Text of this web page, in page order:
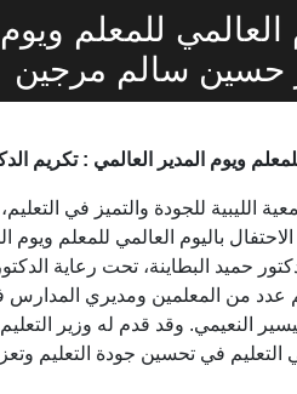
للمعلم
حسين سالم مرجين
ويوم المدير العالمي : تكريم
2025، في الاحتفال باليوم العالمي
حميد البطاينة، تحت رعاية
عدد من المعلمين ومديري
النعيمي. وقد قدم له وزير التعليم
التعليم في تحسين جودة التعليم